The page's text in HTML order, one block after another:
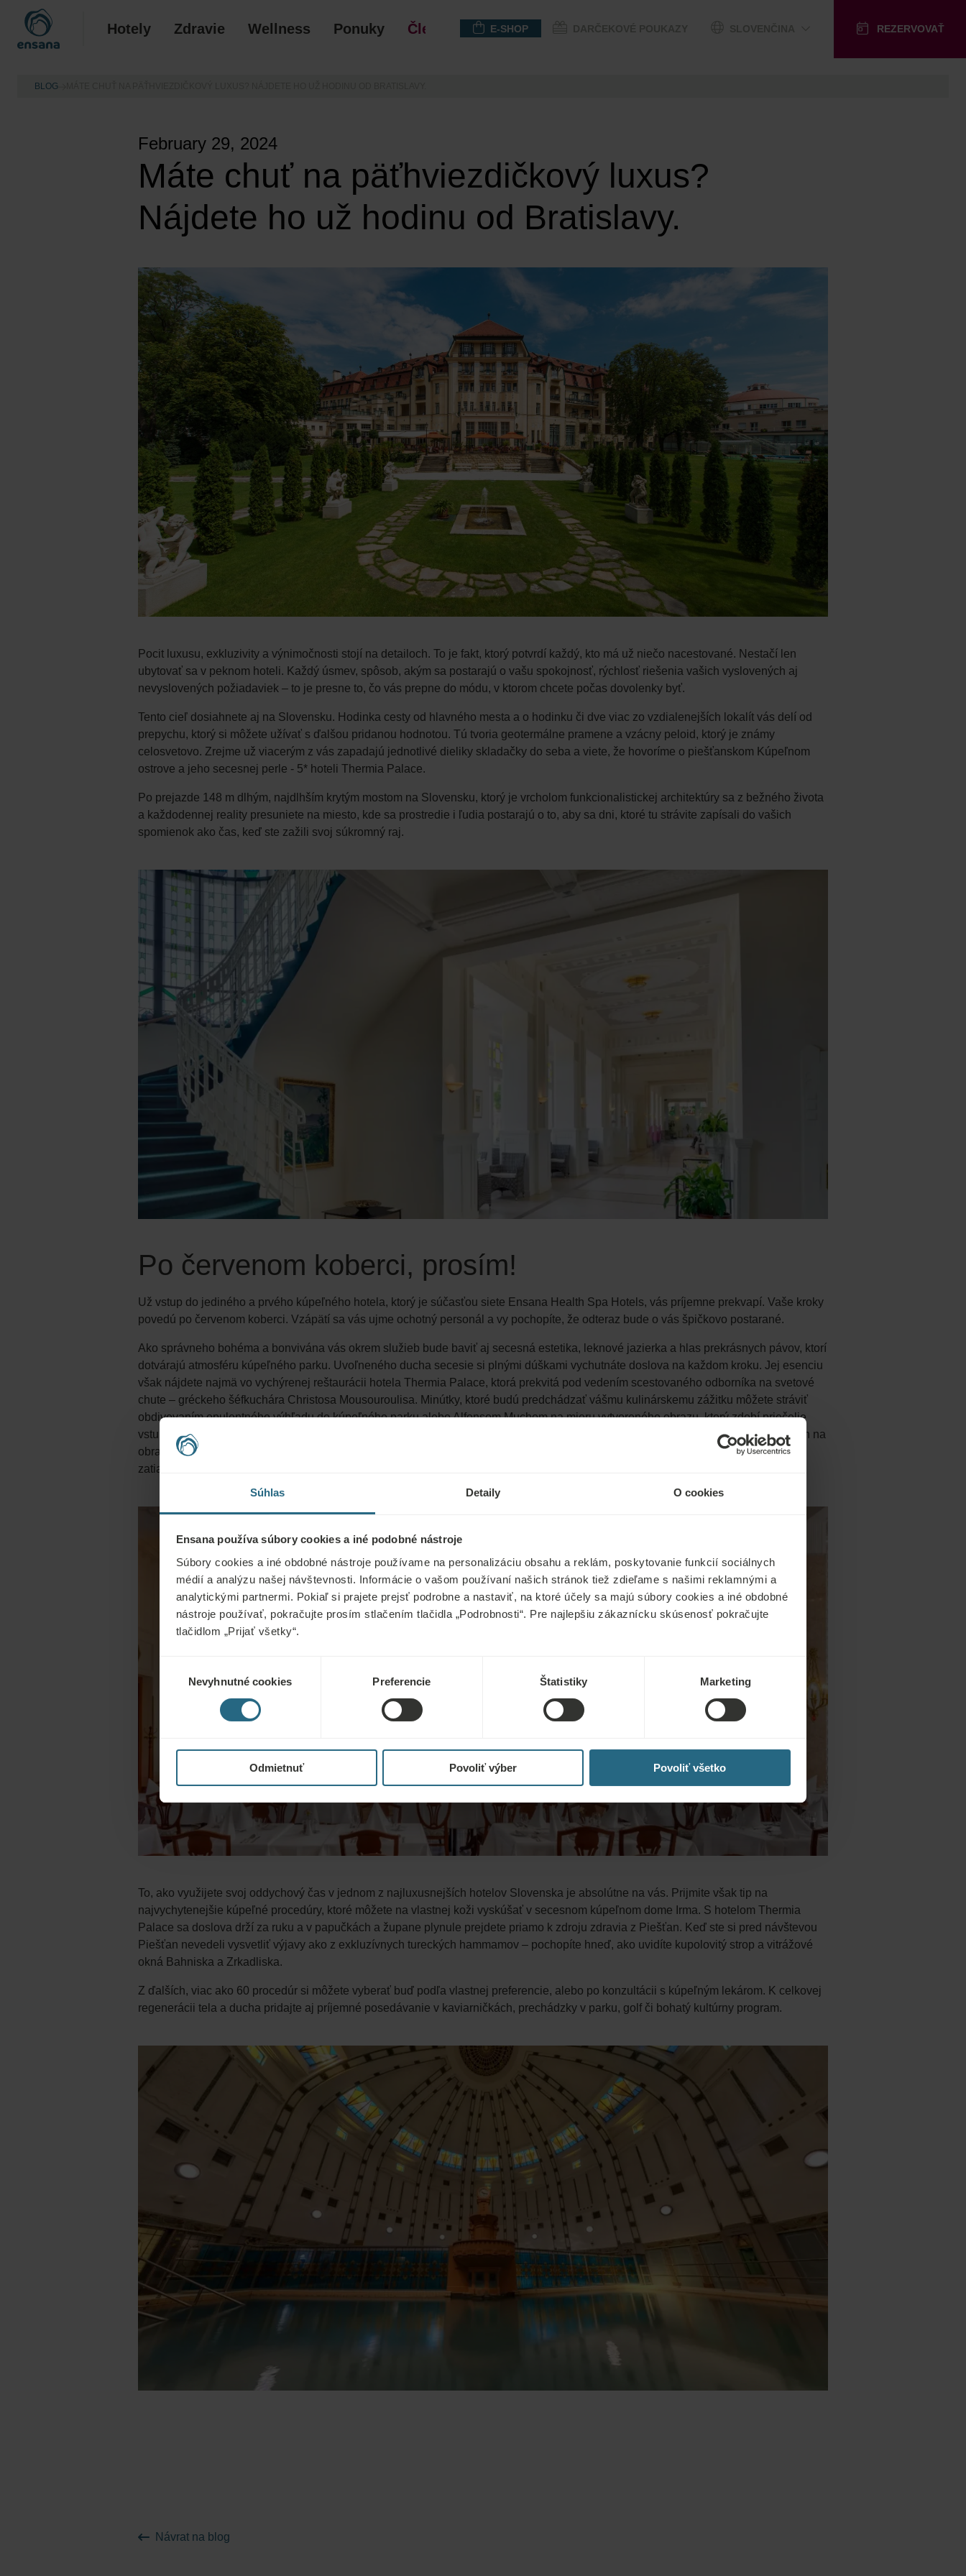
Súhlas Detaily O cookies
Ensana používa súbory cookies a iné podobné nástroje
Súbory cookies a iné obdobné nástroje používame na personalizáciu obsahu a reklám, poskytovanie funkcií sociálnych
médií a analýzu našej návštevnosti. Informácie o vašom používaní našich stránok tiež zdieľame s našimi reklamnými a
analytickými partnermi. Pokiaľ si prajete prejsť podrobne a nastaviť, na ktoré účely sa majú súbory cookies a iné obdobné
nástroje používať, pokračujte prosím stlačením tlačidla „Podrobnosti“. Pre najlepšiu zákaznícku skúsenosť pokračujte
tlačidlom „Prijať všetky“.
súhlasuNevyhnutné cookies Preferencie Štatistiky Marketing
Odmietnuť Povoliť výber Povoliť všetko
Hotely Zdravie Wellness Ponuky Členstvo E-SHOP REZERVOVAŤ
BLOG
February 29, 2024
Máte chuť na päťhviezdičkový luxus?
Nájdete ho už hodinu od Bratislavy.
Pocit luxusu, exkluzivity a výnimočnosti stojí na detailoch. To je fakt, ktorý potvrdí každý, kto má už niečo nacestované. Nestačí len
ubytovať sa v peknom hoteli. Každý úsmev, spôsob, akým sa postarajú o vašu spokojnosť, rýchlosť riešenia vašich vyslovených aj
nevyslovených požiadaviek – to je presne to, čo vás prepne do módu, v ktorom chcete počas dovolenky byť.
Tento cieľ dosiahnete aj na Slovensku. Hodinka cesty od hlavného mesta a o hodinku či dve viac zo vzdialenejších lokalít vás delí od
prepychu, ktorý si môžete užívať s ďalšou pridanou hodnotou. Tú tvoria geotermálne pramene a vzácny peloid, ktorý je známy
celosvetovo. Zrejme už viacerým z vás zapadajú jednotlivé dieliky skladačky do seba a viete, že hovoríme o piešťanskom Kúpeľnom
ostrove a jeho secesnej perle - 5* hoteli Thermia Palace.
Po prejazde 148 m dlhým, najdlhším krytým mostom na Slovensku, ktorý je vrcholom funkcionalistickej architektúry sa z bežného života
a každodennej reality presuniete na miesto, kde sa prostredie i ľudia postarajú o to, aby sa dni, ktoré tu strávite zapísali do vašich
spomienok ako čas, keď ste zažili svoj súkromný raj.
Po červenom koberci, prosím!
Už vstup do jediného a prvého kúpeľného hotela, ktorý je súčasťou siete Ensana Health Spa Hotels, vás príjemne prekvapí. Vaše kroky
povedú po červenom koberci. Vzápätí sa vás ujme ochotný personál a vy pochopíte, že odteraz bude o vás špičkovo postarané.
Ako správneho bohéma a bonvivána vás okrem služieb bude baviť aj secesná estetika, leknové jazierka a hlas prekrásnych pávov, ktorí
dotvárajú atmosféru kúpeľného parku. Uvoľneného ducha secesie si plnými dúškami vychutnáte doslova na každom kroku. Jej esenciu
však nájdete najmä vo vychýrenej reštaurácii hotela Thermia Palace, ktorá prekvitá pod vedením scestovaného odborníka na svetové
chute – gréckeho šéfkuchára Christosa Mousouroulisa. Minútky, ktoré budú predchádzať vášmu kulinárskemu zážitku môžete stráviť
obdivovaním opulentného výhľadu do kúpeľného parku alebo Alfonsom Muchom na mieru vytvoreného obrazu, ktorý zdobí priečelie
vstupu do reštaurácie. Tento dar svetoznámeho umelca bol poďakovaním za uzdravenie jeho dcéry. Podľa legendy je jednou zo žien na
obraze práve ona. Z reštaurácie sa plynule presuniete na izbu, kde sa zvalíte pod baldachýn na svojej luxusnej posteli a keď sa tak
zatiaľ nestalo, teraz si to „yes!“ určite poviete.
To, ako využijete svoj oddychový čas v jednom z najluxusnejších hotelov Slovenska je absolútne na vás. Prijmite však tip na
najvychytenejšie kúpeľné procedúry, ktoré môžete na vlastnej koži vyskúšať v secesnom kúpeľnom dome Irma. S hotelom Thermia
Palace sa doslova drží za ruku a v papučkách a župane plynule prejdete priamo k zdroju zdravia z Piešťan. Keď ste si pred návštevou
Piešťan nevedeli vysvetliť výjavy ako z exkluzívnych tureckých hammamov – pochopíte hneď, ako uvidíte kupolovitý strop a vitrážové
okná Bahniska a Zrkadliska.
Z ďalších, viac ako 60 procedúr si môžete vyberať buď podľa vlastnej preferencie, alebo po konzultácii s kúpeľným lekárom. K celkovej
regenerácii tela a ducha pridajte aj príjemné posedávanie v kaviarničkách, prechádzky v parku, golf či bohatý kultúrny program.
Návrat na blog